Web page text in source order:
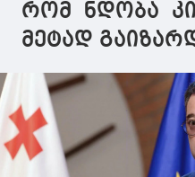
რომ ნდობა
მეტად